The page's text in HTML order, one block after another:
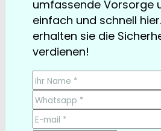
umfassende Vorsorge
einfach und schnell
erhalten sie die
verdienen!